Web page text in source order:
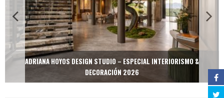
ADRIANA HOYOS DESIGN STUDIO – ESPECIAL INTERIORISMO &
DECORACIÓN 2026